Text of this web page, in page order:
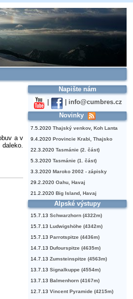
a v
Napište nám
info@cumbres.cz
Novinky
7.5.2020 Thajský venkov, Koh Lanta
9.4.2020 Provincie Krabi, Thajsko
22.3.2020 Tasmánie (2. část)
5.3.2020 Tasmánie (1. část)
3.3.2020 Maroko 2002 - zápisky
29.2.2020 Oahu, Havaj
21.2.2020 Big Island, Havaj
Alpské výstupy
15.7.13 Schwarzhorn (4322m)
15.7.13 Ludwigshöhe (4342m)
15.7.13 Parrotspitze (4436m)
14.7.13 Dufourspitze (4635m)
14.7.13 Zumsteinspitze (4563m)
13.7.13 Signalkuppe (4554m)
13.7.13 Balmenhorn (4167m)
12.7.13 Vincent Pyramide (4215m)